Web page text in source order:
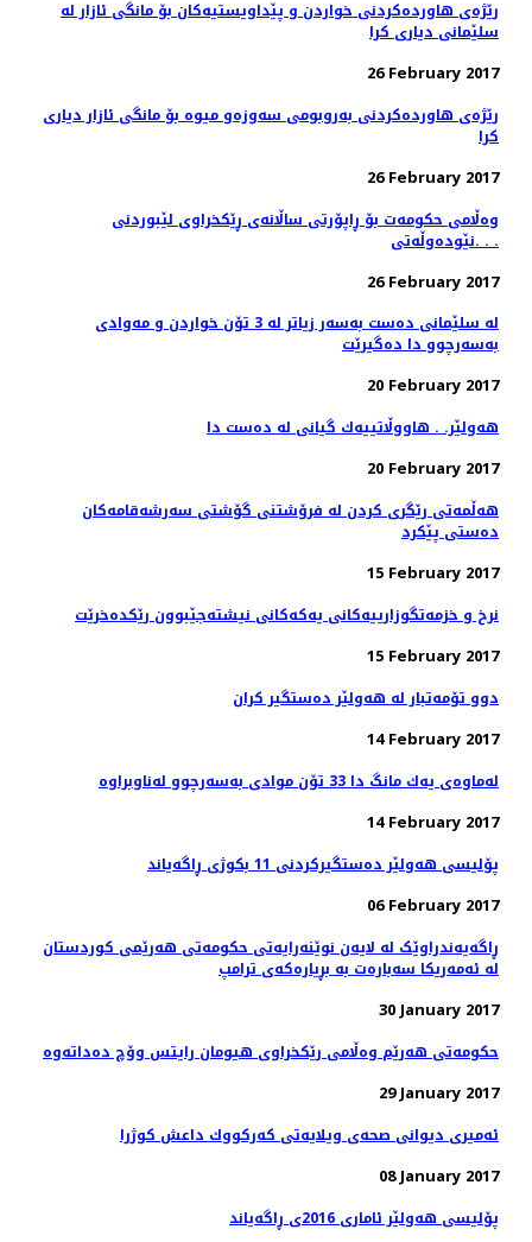
رێژه‌ی هاورده‌كردنی خواردن و پێداویستیه‌كان بۆ مانگی ئازار له‌
سلێمانی دیاری كرا
26 February 2017
رێژه‌ی هاورده‌كردنی به‌روبومی سه‌وزه‌و میوه‌ بۆ مانگی ئازار دیاری
كرا
26 February 2017
وەڵامی حکومەت بۆ ڕاپۆرتی ساڵانەی ڕێکخراوى لێبوردنى
نێودەوڵەتى. . .
26 February 2017
له‌ سلێمانی ده‌ست به‌سه‌ر زیاتر له‌ 3 تۆن خواردن و مه‌وادی
به‌سه‌رچوو دا ده‌گیرێت
20 February 2017
هەولێر. . هاووڵاتییەك گیانی لە دەست دا
20 February 2017
هه‌ڵمه‌تی رێگری كردن له‌ فرۆشتنی گۆشتی سه‌رشه‌قامه‌كان
ده‌ستی پێكرد
15 February 2017
نرخ و خزمه‌تگوزارییه‌كانی یه‌كه‌كانی نیشته‌جێبوون رێكده‌خرێت
15 February 2017
دوو تۆمەتبار لە هەولێر دەستگیر كران
14 February 2017
14 February 2017
پۆلیسی هەولێر دەستگیركردنی 11 بكوژی ڕاگەیاند
06 February 2017
ڕاگەیەندراوێک لە لایەن نوێنەرایەتی حکومەتی هەرێمی کوردستان
لە ئەمەریکا سەبارەت بە بڕیارەکەی ترامپ
30 January 2017
29 January 2017
ئەمیری دیوانی صحەی ویلایەتی كه‌ركووك داعش کوژرا
08 January 2017
پۆلیسی هەولێر ئاماری 2016ی ڕاگەیاند